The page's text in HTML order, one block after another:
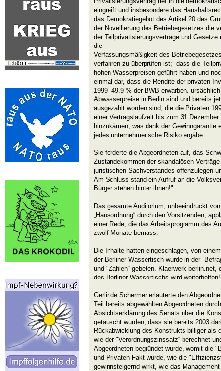
eingreift und insbesondere das
das Demokratiegebot des Artikel 20 des
der Novellierung des Betriebegesetzes die
der Teilprivatisierungsverträge und Gesetze
die
Verfassungsmäßigkeit des
verfahren zu überprüfen ist; dass die
hohen Wasserpreisen geführt haben und
einmal dar, dass die Rendite der privaten
1999 49,9 % der BWB erwarben,
Abwasserpreise in Berlin sind und bereits
ausgezahlt worden sind, die die Privaten
einer Vertragslaufzeit bis zum
hinzukämen, was dank der Gewinngarantie
jedes unternehmerische Risiko ergäbe.
Sie forderte die Abgeordneten auf, das
Zustandekommen der skandalösen
juristischen Sachverstandes offenzulegen
Am Schluss stand ein Aufruf an die
Bürger stehen hinter ihnen!".
Das gesamte Auditorium, unbeeindruckt
„Hausordnung“ durch den Vorsitzenden,
einer Rede, die das Arbeitsprogramm des
zwölf Monate bemass.
Die Inhalte hatten eingeschlagen, von
der Berliner Wassertisch wurde in der
und "Zahlen“ gebeten. Klaerwerk-berlin.net,
des Berliner Wassertischs wird weiterhelfen!
Gerlinde Schermer erläuterte den
Teil bereits abgewählten Abgeordneten
Absichtserklärung des Senats über die
getäuscht wurden, dass sie bereits 2003
Rückabwicklung des Konstrukts billiger als
wie der "Verordnungszinssatz“ berechnet
Abgeordneten begründet wurde, womit die
und Privaten Fakt wurde, wie die
gewinnsteigernd wirkt, wie das